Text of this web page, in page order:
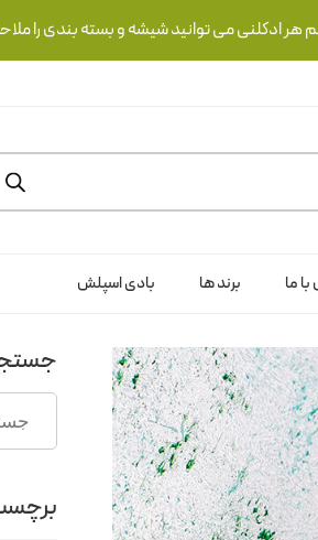
ادکلنی می توانید شیشه و بسته بندی را
ما برند ها بادی اسپلش